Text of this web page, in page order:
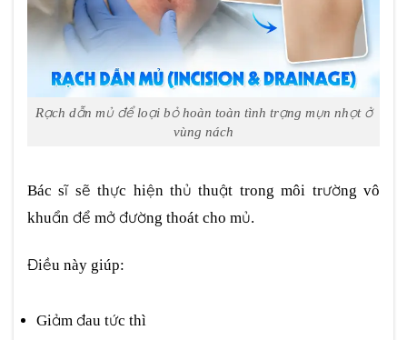
Rạch dẫn mủ để loại bỏ hoàn toàn tình trạng mụn nhọt ở
vùng nách
Bác sĩ sẽ thực hiện thủ thuật trong môi trường vô
khuẩn để mở đường thoát cho mủ.
Điều này giúp:
Giảm đau tức thì